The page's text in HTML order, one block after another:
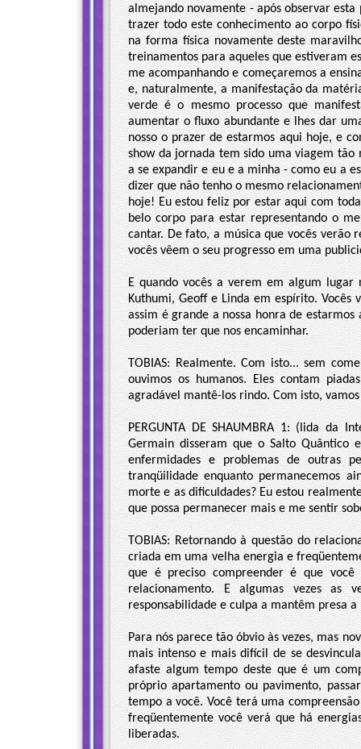
almejando novamente - após observar
trazer todo este conhecimento ao corpo
na forma física novamente deste
treinamentos para aqueles que estiveram
me acompanhando e começaremos a
e, naturalmente, a manifestação da
verde é o mesmo processo que
aumentar o fluxo abundante e lhes dar
nosso o prazer de estarmos aqui hoje, e
show da jornada tem sido uma viagem tão
a se expandir e eu e a minha - como eu a
dizer que não tenho o mesmo
hoje! Eu estou feliz por estar aqui com
belo corpo para estar representando o
cantar. De fato, a música que vocês verão
vocês vêem o seu progresso em uma
E quando vocês a verem em algum lugar
Kuthumi, Geoff e Linda em espírito. Vocês
assim é grande a nossa honra de
poderiam ter que nos encaminhar.
TOBIAS: Realmente. Com isto... sem
ouvimos os humanos. Eles contam
agradável mantê-los rindo. Com isto,
PERGUNTA DE SHAUMBRA 1: (lida da
Germain disseram que o Salto
enfermidades e problemas de outras
tranqüilidade enquanto permanecemos
morte e as dificuldades? Eu estou
que possa permanecer mais e me sentir
TOBIAS: Retornando à questão do
criada em uma velha energia e
que é preciso compreender é que
relacionamento. E algumas vezes as
responsabilidade e culpa a mantêm presa
Para nós parece tão óbvio às vezes, mas
mais intenso e mais difícil de se
afaste algum tempo deste que é um
próprio apartamento ou pavimento,
tempo a você. Você terá uma
freqüentemente você verá que há
liberadas.